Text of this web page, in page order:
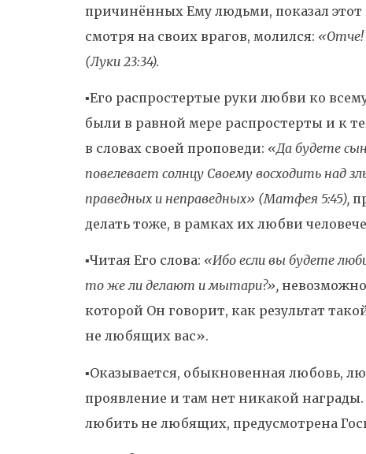
причинённых Ему людьми, показал
смотря на своих врагов, молился: «Отче!
(Луки 23:34).
▪️Его распростертые руки любви ко
были в равной мере распростерты и к
в словах своей проповеди: «Да будете
повелевает солнцу Своему восходить над
праведных и неправедных» (Матфея 5:45),
делать тоже, в рамках их любви
▪️Читая Его слова: «Ибо если вы будете
то же ли делают и мытари?»,
которой Он говорит, как результат
не любящих вас».
▪️Оказывается, обыкновенная любовь,
проявление и там нет никакой
любить не любящих, предусмотрена